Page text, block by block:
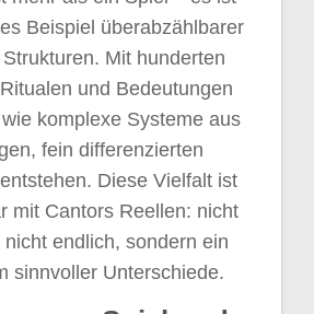
Beispiel überabzählbarer
Mit hunderten
und Bedeutungen
komplexe Systeme aus
fein differenzierten
Diese Vielfalt ist
mit Cantors Reellen: nicht
nicht endlich, sondern ein
sinnvoller Unterschiede.